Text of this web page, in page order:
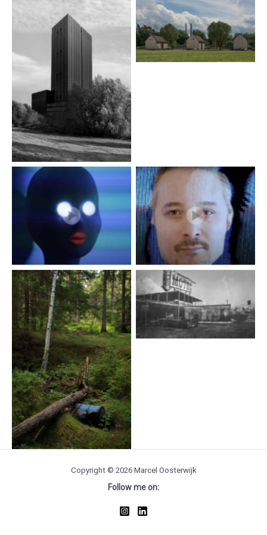
Wolkenmakers
I am the Google Life out of balance
A forest
Through the looking
glass
Copyright © 2026 Marcel Oosterwijk
Follow me on: